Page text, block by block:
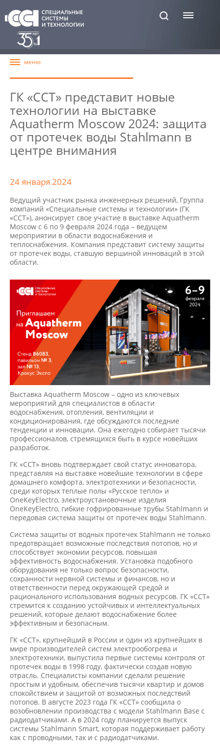
ГК «ССТ» представит новые
технологии на выставке
Aquatherm Moscow 2024: защита
от протечек воды Stahlmann в
центре внимания
24 января 2024
Ведущий участник рынка инженерных решений, Группа
компаний «Специальные системы и технологии» (ГК
«ССТ»), анонсирует свое участие в выставке Aquatherm
Moscow с 6 по 9 февраля 2024 года – ведущем
мероприятии в области водоснабжения и
теплоснабжения. Компания представит систему защиты
от протечек воды, ставшую вершиной инноваций в этой
области.
Выставка Aquatherm Moscow – одно из ключевых
мероприятий для специалистов в области
водоснабжения, отопления, вентиляции и
кондиционирования, где обсуждаются последние
тенденции и инновации. Она ежегодно собирает тысячи
профессионалов, стремящихся быть в курсе новейших
разработок.
ГК «ССТ» вновь подтверждает свой статус инноватора,
представляя на выставке новейшие технологии в сфере
домашнего комфорта, электротехники и безопасности,
среди которых теплые полы «Русское тепло» и
OneKeyElectro, электроустановочные изделия
OneKeyElectro, гибкие гофрированные трубы Stahlmann и
передовая система защиты от протечек воды Stahlmann.
Cистема защиты от водных протечек Stahlmann не только
предотвращает возможные последствия потопов, но и
способствует экономии ресурсов, повышая
эффективность водоснабжения. Установка подобного
оборудования не только вопрос безопасности,
сохранности нервной системы и финансов, но и
ответственности перед окружающей средой и
рационального использования водных ресурсов. ГК «ССТ»
стремится к созданию устойчивых и интеллектуальных
решений, которые делают водоснабжение более
эффективным и безопасным.
ГК «ССТ», крупнейший в России и один из крупнейших в
мире производителей систем электрообогрева и
электротехники, выпустила первые системы контроля от
протечек воды в 1998 году, фактически создав новую
отрасль. Специалисты компании сделали решение
простым и удобным, обеспечив тысячи квартир и домов
спокойствием и защитой от возможных последствий
потопов. В августе 2023 года ГК «ССТ» сообщила о
возобновлении производства с модели Stahlmann Base с
радиодатчиками. А в 2024 году планируется выпуск
системы Stahlmann Smart, которая поддерживает работу
как с проводными, так и с радиодатчиками.